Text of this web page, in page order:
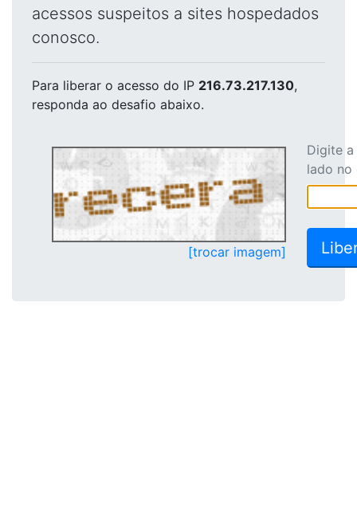
acessos suspeitos a sites hospedados
conosco.
Para liberar o acesso do IP 216.73.217.130,
responda ao desafio abaixo.
[trocar imagem]
Digite
lado no